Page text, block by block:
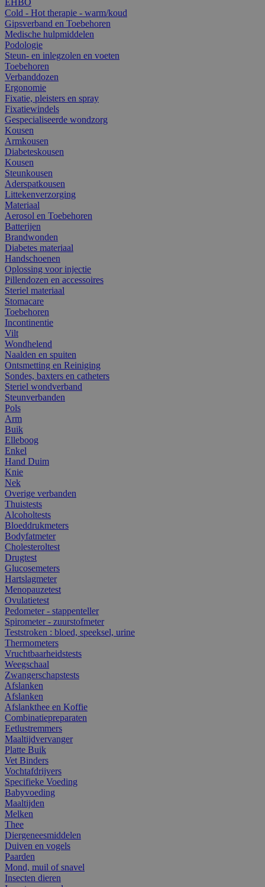
Cold - Hot therapie - warm/koud
Gipsverband en Toebehoren
Medische hulpmiddelen
Podologie
Steun- en inlegzolen en voeten
Toebehoren
Verbanddozen
Ergonomie
Fixatie, pleisters en spray
Fixatiewindels
Gespecialiseerde wondzorg
Kousen
Armkousen
Diabeteskousen
Kousen
Steunkousen
Aderspatkousen
Littekenverzorging
Materiaal
Aerosol en Toebehoren
Batterijen
Brandwonden
Diabetes materiaal
Handschoenen
Oplossing voor injectie
Pillendozen en accessoires
Steriel materiaal
Stomacare
Toebehoren
Incontinentie
Vilt
Wondhelend
Naalden en spuiten
Ontsmetting en Reiniging
Sondes, baxters en catheters
Steriel wondverband
Steunverbanden
Pols
Arm
Buik
Elleboog
Enkel
Hand Duim
Knie
Nek
Overige verbanden
Thuistests
Alcoholtests
Bloeddrukmeters
Bodyfatmeter
Cholesteroltest
Drugtest
Glucosemeters
Hartslagmeter
Menopauzetest
Ovulatietest
Pedometer - stappenteller
Spirometer - zuurstofmeter
Teststroken : bloed, speeksel, urine
Thermometers
Vruchtbaarheidstests
Weegschaal
Zwangerschapstests
Afslanken
Afslanken
Afslankthee en Koffie
Combinatiepreparaten
Eetlustremmers
Maaltijdvervanger
Platte Buik
Vet Binders
Vochtafdrijvers
Specifieke Voeding
Babyvoeding
Maaltijden
Melken
Thee
Diergeneesmiddelen
Duiven en vogels
Paarden
Mond, muil of snavel
Insecten dieren